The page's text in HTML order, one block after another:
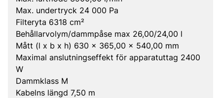
Max. undertryck 24 000 Pa
Filteryta 6318 cm²
Behållarvolym/dammpåse max 26,00/24,00 l
Mått (l x b x h) 630 x 365,00 x 540,00 mm
Maximal anslutningseffekt för apparatuttag 2400
W
Dammklass M
Kabelns längd 7,50 m